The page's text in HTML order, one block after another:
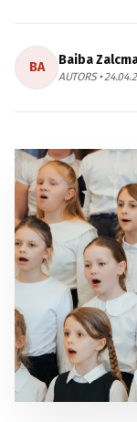
BA Baiba
AUTORS •